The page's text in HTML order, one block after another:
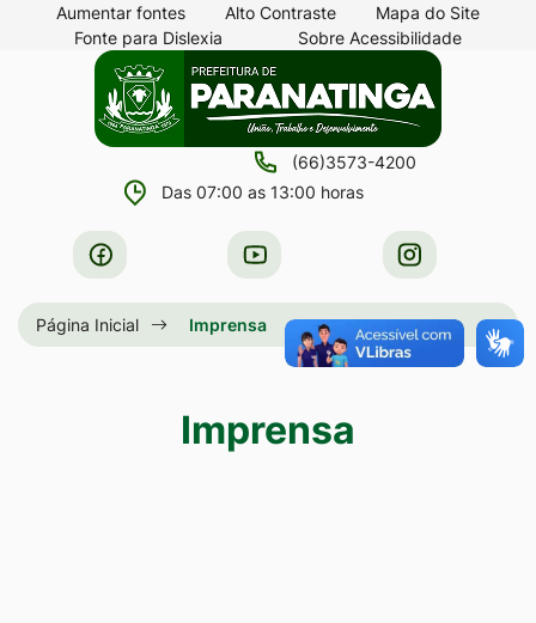
Seção
atalhos
acessibilidade
para
conteúdo
para
menu
[alt+2]
Aumentar fontes Alto Contraste
Mapa do Site
Fonte para Dislexia
Sobre Acessibilidade
Seção
menu
principal
principal
(66)3573-4200
Das 07:00 as 13:00 horas
Acessar
a
Rede
Acessar
a
Rede
Social
Acessar
a
Rede
Social
Página Inicial Imprensa
Imprensa